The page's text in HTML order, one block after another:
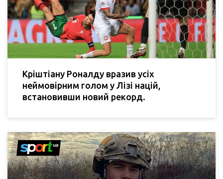
Кріштіану Роналду вразив усіх
неймовірним голом у Лізі націй,
встановивши новий рекорд.